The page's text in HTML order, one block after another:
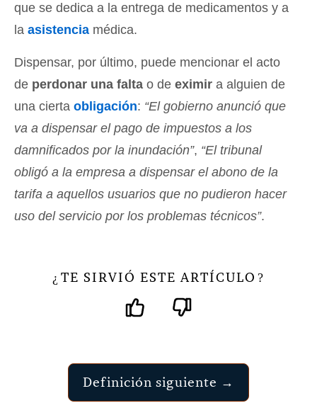
que se dedica a la entrega de medicamentos y a
la asistencia médica.
Dispensar, por último, puede mencionar el acto
de perdonar una falta o de eximir a alguien de
una cierta obligación: “El gobierno anunció que
va a dispensar el pago de impuestos a los
damnificados por la inundación”, “El tribunal
obligó a la empresa a dispensar el abono de la
tarifa a aquellos usuarios que no pudieron hacer
uso del servicio por los problemas técnicos”.
¿ TE SIRVIÓ ESTE ARTÍCULO ?
Definición siguiente →